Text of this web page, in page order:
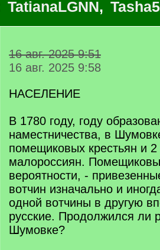
TatianaLGNN,
16 авг. 2025 9:51
16 авг. 2025 9:58
НАСЕЛЕНИЕ
В 1780 году, году
наместничества, в
помещиковых крестьян и 2
малороссиян.
вероятности, -
вотчин изначально и
одной вотчины в другую
русские. Продолжился ли
Шумовке?